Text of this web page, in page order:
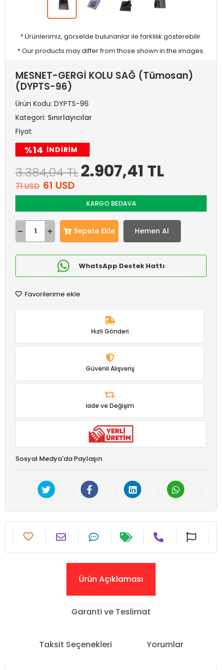
* Ürünlerimiz, görselde bulunanlar ile farklılık gösterebilir.
* Our products may differ from those shown in the images.
MESNET-GERGİ KOLU SAĞ (Tümosan)
(DYPTS-96)
Ürün Kodu: DYPTS-96
Kategori: Sınırlayıcılar
Fiyat
%14 INDIRIM
3.384,04 TL2.907,41 TL
71 USD 61 USD
KARGO BEDAVA
Sepete Ekle Hemen Al
WhatsApp Destek Hattı
Favorilerime ekle
Hızlı Gönderi
Güvenli Alışveriş
İade ve Değişim
Sosyal Medya'da Paylaşın
Ürün Açıklaması
Garanti ve Teslimat
Taksit Seçenekleri Yorumlar